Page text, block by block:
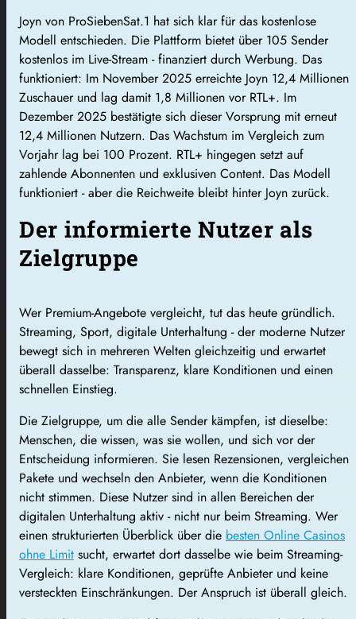
Joyn von ProSiebenSat.1 hat sich klar für das kostenlose
Modell entschieden. Die Plattform bietet über 105 Sender
kostenlos im Live-Stream - finanziert durch Werbung. Das
funktioniert: Im November 2025 erreichte Joyn 12,4 Millionen
Zuschauer und lag damit 1,8 Millionen vor RTL+. Im
Dezember 2025 bestätigte sich dieser Vorsprung mit erneut
12,4 Millionen Nutzern. Das Wachstum im Vergleich zum
Vorjahr lag bei 100 Prozent. RTL+ hingegen setzt auf
zahlende Abonnenten und exklusiven Content. Das Modell
funktioniert - aber die Reichweite bleibt hinter Joyn zurück.
Der informierte Nutzer als
Zielgruppe
Wer Premium-Angebote vergleicht, tut das heute gründlich.
Streaming, Sport, digitale Unterhaltung - der moderne Nutzer
bewegt sich in mehreren Welten gleichzeitig und erwartet
überall dasselbe: Transparenz, klare Konditionen und einen
schnellen Einstieg.
Die Zielgruppe, um die alle Sender kämpfen, ist dieselbe:
Menschen, die wissen, was sie wollen, und sich vor der
Entscheidung informieren. Sie lesen Rezensionen, vergleichen
Pakete und wechseln den Anbieter, wenn die Konditionen
nicht stimmen. Diese Nutzer sind in allen Bereichen der
digitalen Unterhaltung aktiv - nicht nur beim Streaming. Wer
einen strukturierten Überblick über die besten Online Casinos
ohne Limit sucht, erwartet dort dasselbe wie beim Streaming-
Vergleich: klare Konditionen, geprüfte Anbieter und keine
versteckten Einschränkungen. Der Anspruch ist überall gleich.